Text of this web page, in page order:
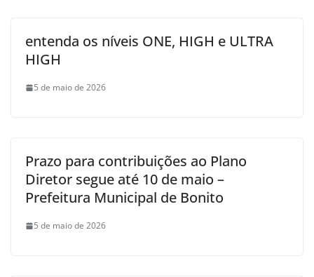
entenda os níveis ONE, HIGH e ULTRA
HIGH
5 de maio de 2026
Prazo para contribuições ao Plano
Diretor segue até 10 de maio –
Prefeitura Municipal de Bonito
5 de maio de 2026